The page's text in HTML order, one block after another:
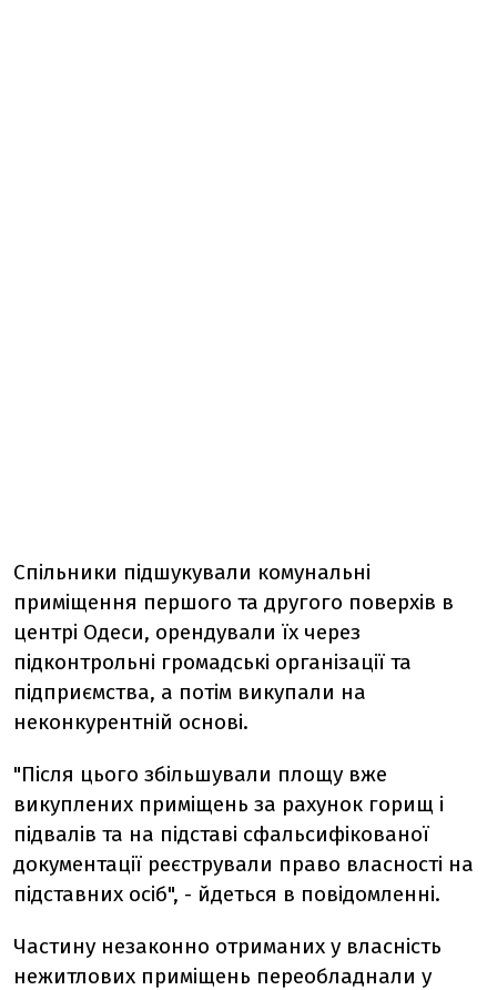
Спільники підшукували комунальні
приміщення першого та другого поверхів в
центрі Одеси, орендували їх через
підконтрольні громадські організації та
підприємства, а потім викупали на
неконкурентній основі.
"Після цього збільшували площу вже
викуплених приміщень за рахунок горищ і
підвалів та на підставі сфальсифікованої
документації реєстрували право власності на
підставних осіб", - йдеться в повідомленні.
Частину незаконно отриманих у власність
нежитлових приміщень переобладнали у